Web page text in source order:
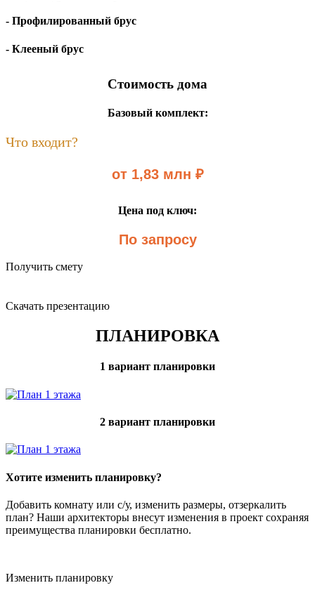
- Профилированный брус
- Клееный брус
Стоимость дома
Базовый комплект:
Что входит?
от 1,83 млн ₽
Цена под ключ:
По запросу
Получить смету
Скачать презентацию
ПЛАНИРОВКА
1 вариант планировки
2 вариант планировки
Хотите изменить планировку?
Добавить комнату или с/у, изменить размеры, отзеркалить
план? Наши архитекторы внесут изменения в проект сохраняя
преимущества планировки бесплатно.
Изменить планировку